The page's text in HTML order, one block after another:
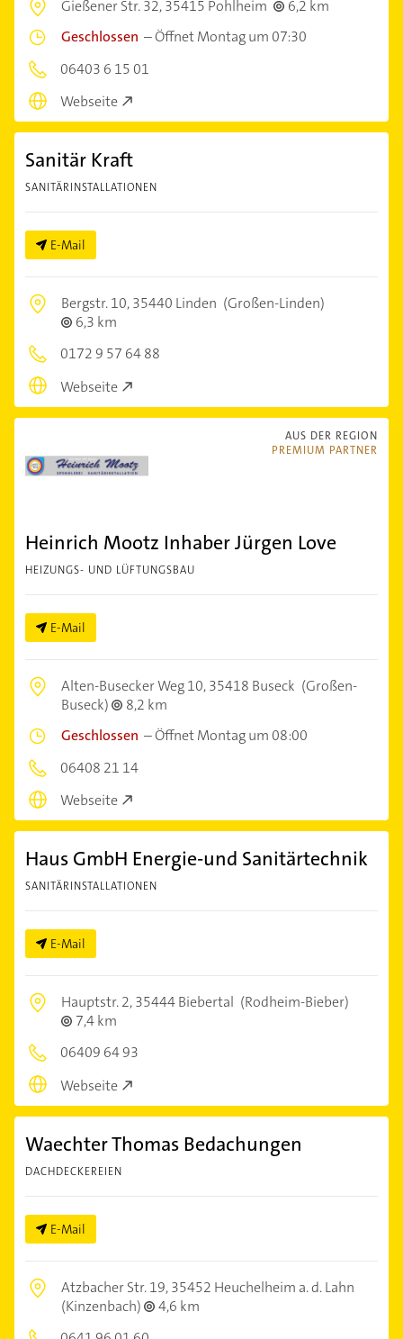
Gießener Str. 32,35415 Pohlheim
6,2 km
Geschlossen –Öffnet Montag um 07:30
06403 6 15 01
Webseite
Sanitär Kraft
SANITÄRINSTALLATIONEN
E-Mail
Bergstr. 10,35440 Linden (Großen-Linden)
6,3 km
0172 9 57 64 88
Webseite
AUS DER REGION
PREMIUM PARTNER
Heinrich Mootz Inhaber Jürgen Love
HEIZUNGS- UND LÜFTUNGSBAU
E-Mail
Alten-Busecker Weg 10,35418 Buseck (Großen-
Buseck)
8,2 km
Geschlossen –Öffnet Montag um 08:00
06408 21 14
Webseite
Haus GmbH Energie-und Sanitärtechnik
SANITÄRINSTALLATIONEN
E-Mail
Hauptstr. 2,35444 Biebertal (Rodheim-Bieber)
7,4 km
06409 64 93
Webseite
Waechter Thomas Bedachungen
DACHDECKEREIEN
E-Mail
Atzbacher Str. 19,35452 Heuchelheim a. d. Lahn
(Kinzenbach)
4,6 km